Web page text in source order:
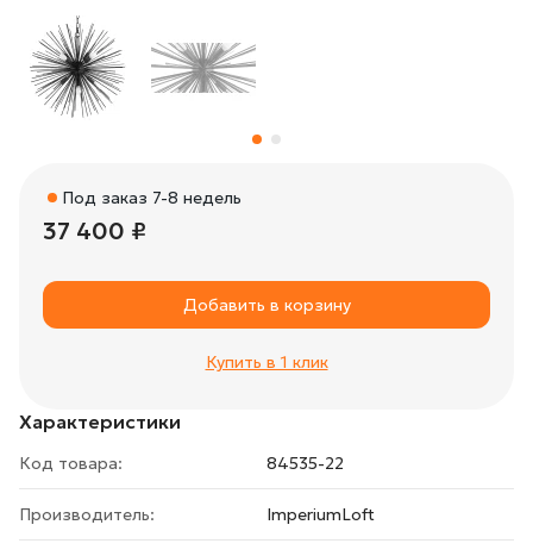
Характеристики
Код товара: 84535-22
Производитель: ImperiumLoft
Под заказ 7-8 недель
37 400 ₽
Добавить в корзину
Купить в 1 клик